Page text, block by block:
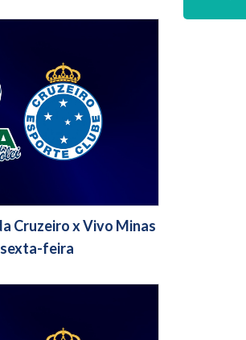
Cruzeiro x Vivo Minas
feira